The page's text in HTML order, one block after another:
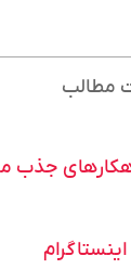
مطالب
جذب